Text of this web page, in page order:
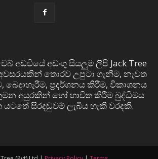
අඩවියේ අඩංගු සියලුම ලිපි Jack Tree
තොරව උපුටා ගැනීම, නැවත
බෙදාහැරීම, ප්‍රදර්ශනය කිරීම, විකාශනය
අයුරකින් හෝ භාවිත කිරීම බුද්ධිමය
සිරදඬුවම් ලැබිය හැකි වරදකි.